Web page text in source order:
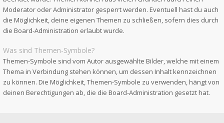
Moderator oder Administrator gesperrt werden. Eventuell hast du auch
die Möglichkeit, deine eigenen Themen zu schließen, sofern dies durch
die Board-Administration erlaubt wurde.
Was sind Themen-Symbole?
Themen-Symbole sind vom Autor ausgewählte Bilder, welche mit einem
Thema in Verbindung stehen können, um dessen Inhalt kennzeichnen
zu können. Die Möglichkeit, Themen-Symbole zu verwenden, hängt von
deinen Berechtigungen ab, die die Board-Administration gesetzt hat.